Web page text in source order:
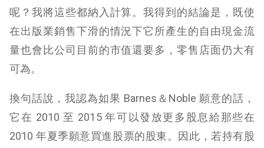
呢？我將這些都納入計算。我得到的結論是，既使
在出版業銷售下滑的情況下它所產生的自由現金流
量也會比公司目前的市值還要多，零售店面仍大有
可為。
換句話說，我認為如果 Barnes＆Noble 願意的話，
它在 2010 至 2015 年可以發放更多股息給那些在
2010 年夏季願意買進股票的股東。因此，若持有股